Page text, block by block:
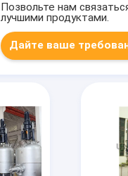
Позвольте нам
лучшими продуктами.
Дайте ваше